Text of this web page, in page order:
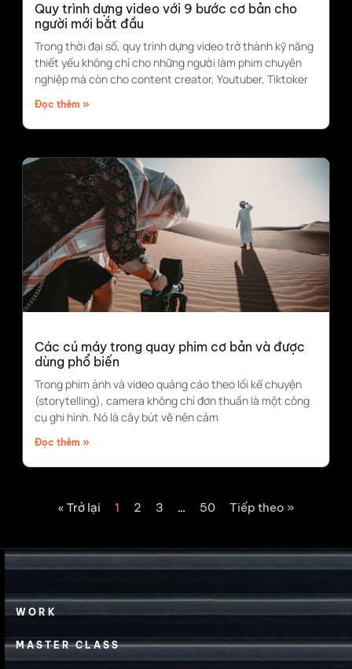
Quy trình dựng video với 9 bước cơ bản cho
người mới bắt đầu
Trong thời đại số, quy trình dựng video trở thành kỹ năng
thiết yếu không chỉ cho những người làm phim chuyên
nghiệp mà còn cho content creator, Youtuber, Tiktoker
Đọc thêm »
Các cú máy trong quay phim cơ bản và được
dùng phổ biến
Trong phim ảnh và video quảng cáo theo lối kể chuyện
(storytelling), camera không chỉ đơn thuần là một công
cụ ghi hình. Nó là cây bút vẽ nên cảm
Đọc thêm »
« Trở lại 1 2 3 … 50 Tiếp theo »
WORK
MASTER CLASS